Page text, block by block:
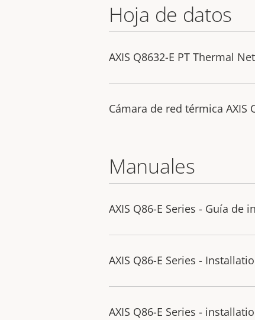
Hoja de datos
AXIS Q8632-E PT Thermal
Cámara de red térmica AXIS
Manuales
AXIS Q86-E Series - Guía de
AXIS Q86-E Series -
AXIS Q86-E Series -